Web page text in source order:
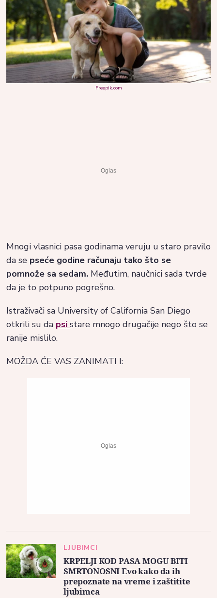
Freepik.com
Mnogi vlasnici pasa godinama veruju u staro pravilo
da se pseće godine računaju tako što se
pomnože sa sedam. Međutim, naučnici sada tvrde
da je to potpuno pogrešno.
Istraživači sa University of California San Diego
otkrili su da psi stare mnogo drugačije nego što se
ranije mislilo.
MOŽDA ĆE VAS ZANIMATI I:
LJUBIMCI
KRPELJI KOD PASA MOGU BITI
SMRTONOSNI Evo kako da ih
prepoznate na vreme i zaštitite
ljubimca